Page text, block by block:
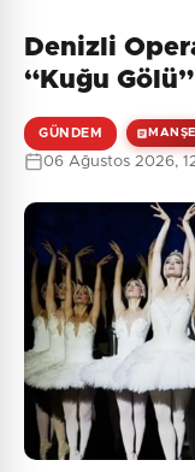
Denizli
“Kuğu
GÜNDEM
06 Ağustos 2026,